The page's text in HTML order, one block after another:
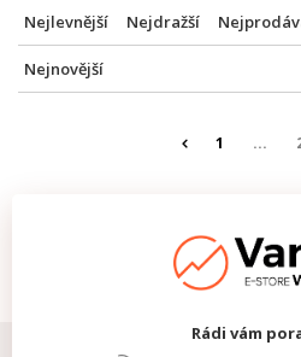
Nejlevnější Nejdražší
Nejnovější
1 ...
Rádi vám